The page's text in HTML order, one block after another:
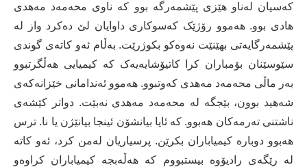
کەسیان لەناو ھێزی پێشمەرگە بوو کە ناوی محەمەد مەھدی
ھادی بوو. ھەموو رۆژێک کەسوکاری داوایان لێ دەکرد واز لە
پێشمەرگایەتی بھێنێت نەوەکو بکوژرێت. بەڵام ئەو کاتەی گوندی
سێوسێنان بۆمباران کرا کاتیۆشایەیەک کە کیمیایی ھەڵگرتبوو
بەر ماڵی محەمەد مەھدی کەوتبوو. ھەموو ئەندامانی خێزانەکەی
شەھید بوون، بێجگە لە محەمەد مەھدی نەبێت. دواتر کێشەی
ناشتنی تەرمەکان ھەبوو. کە ئایا بیانشۆن ئینجا بیانێژن یا نا. ترس
ھەبوو دوبارە کیمیاباران بکرێن. پرسیاریان لەمن کرد، ئەو کاتە
لە رێگەی رادیۆوە بیستبووم کە ھەڵەبجە کیمیاباران کراوەو